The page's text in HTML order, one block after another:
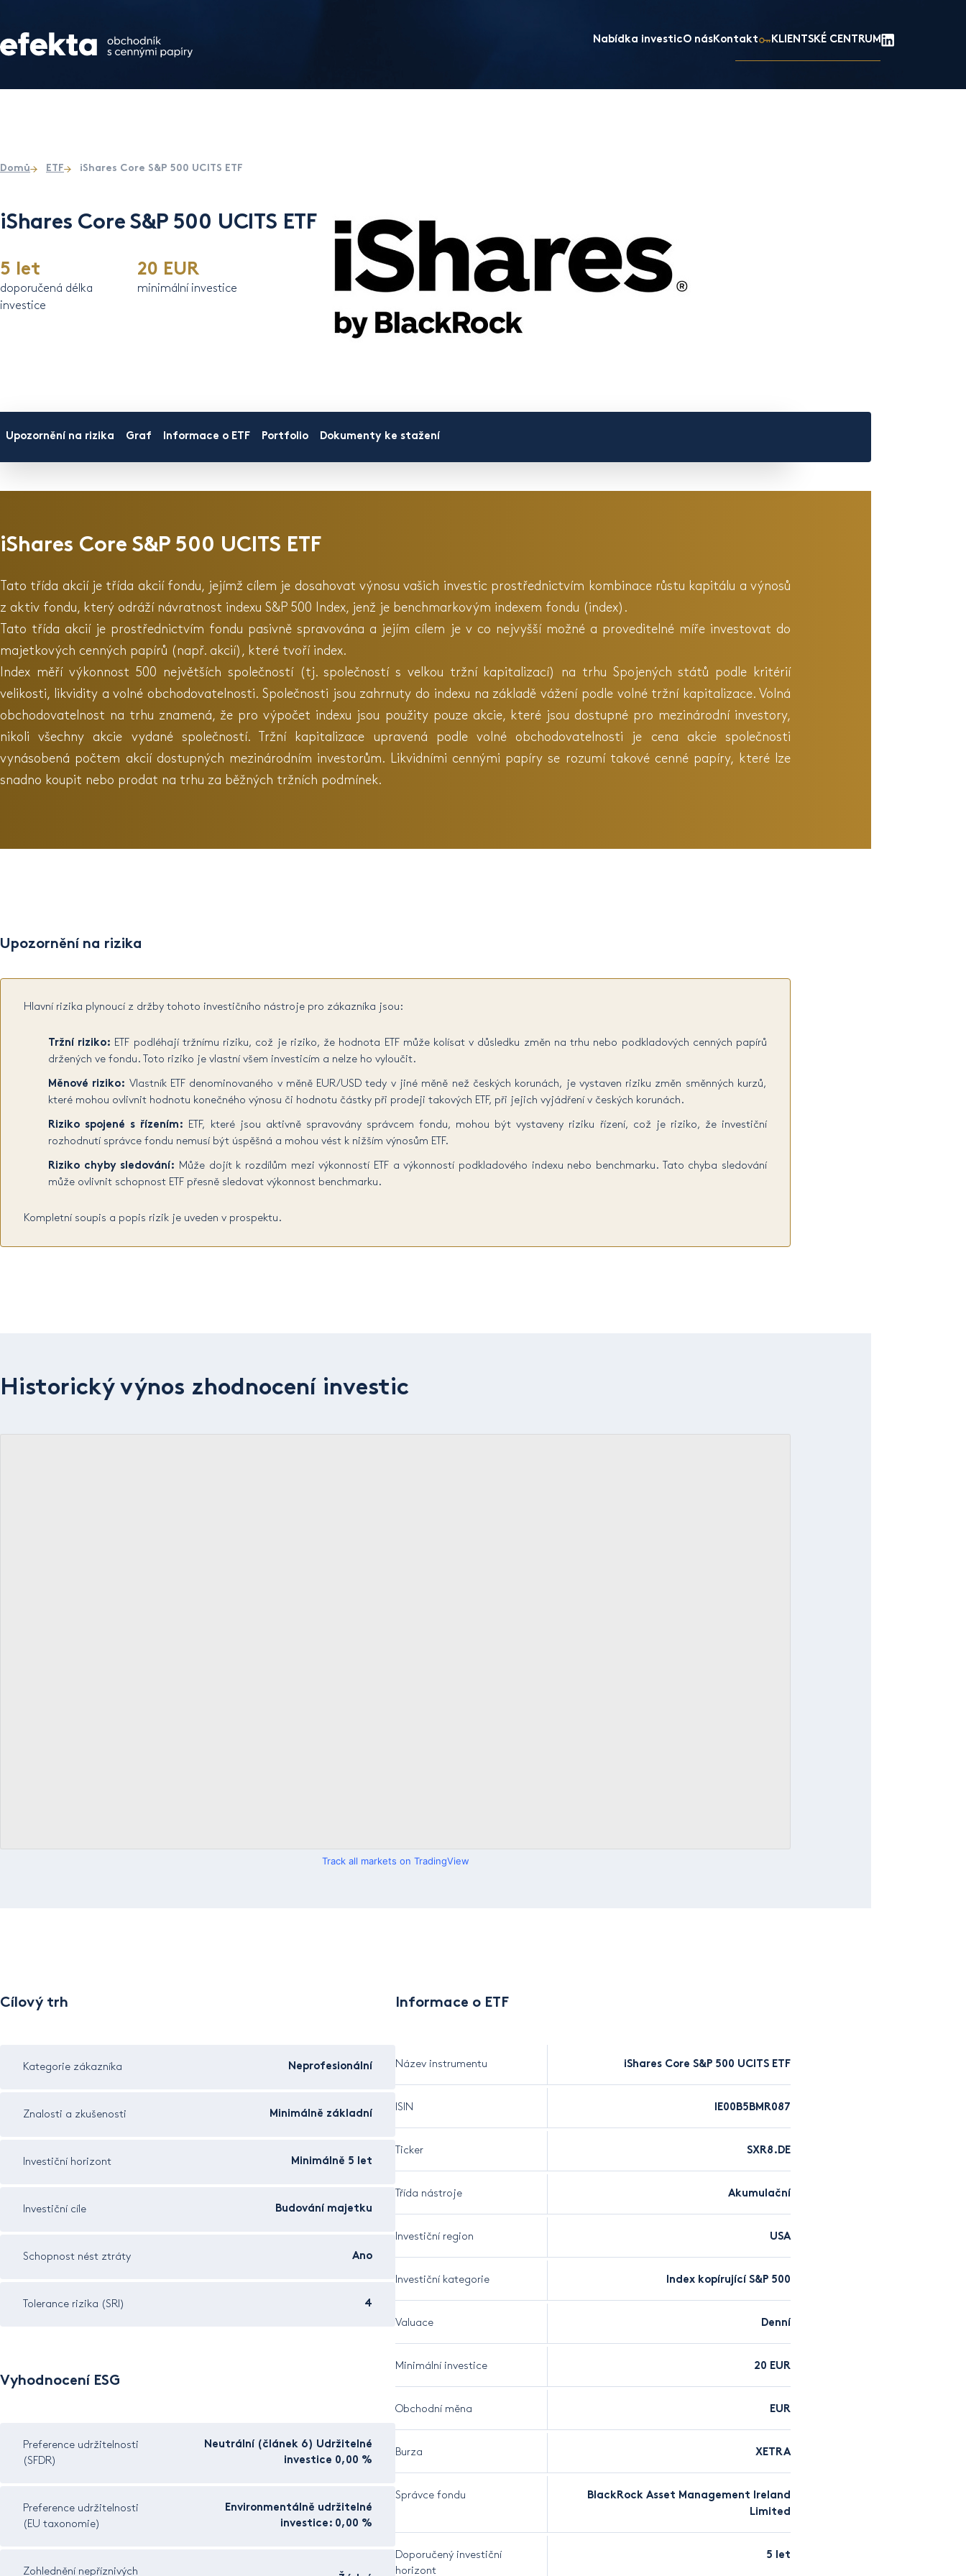
Nabídka investicO násKontakt KLIENTSKÉ CENTRUM
Domů ETF iShares Core S&P 500 UCITS ETF
iShares Core S&P 500 UCITS ETF
5 let
doporučená délka
investice
20 EUR
minimální investice
Upozornění na rizika Graf Informace o ETF Portfolio Dokumenty ke stažení
iShares Core S&P 500 UCITS ETF
Tato třída akcií je třída akcií fondu, jejímž cílem je dosahovat výnosu vašich investic prostřednictvím kombinace růstu kapitálu a výnosů
z aktiv fondu, který odráží návratnost indexu S&P 500 Index, jenž je benchmarkovým indexem fondu (index).
Tato třída akcií je prostřednictvím fondu pasivně spravována a jejím cílem je v co nejvyšší možné a proveditelné míře investovat do
majetkových cenných papírů (např. akcií), které tvoří index.
Index měří výkonnost 500 největších společností (tj. společností s velkou tržní kapitalizací) na trhu Spojených států podle kritérií
velikosti, likvidity a volné obchodovatelnosti. Společnosti jsou zahrnuty do indexu na základě vážení podle volné tržní kapitalizace. Volná
obchodovatelnost na trhu znamená, že pro výpočet indexu jsou použity pouze akcie, které jsou dostupné pro mezinárodní investory,
nikoli všechny akcie vydané společností. Tržní kapitalizace upravená podle volné obchodovatelnosti je cena akcie společnosti
vynásobená počtem akcií dostupných mezinárodním investorům. Likvidními cennými papíry se rozumí takové cenné papíry, které lze
snadno koupit nebo prodat na trhu za běžných tržních podmínek.
Upozornění na rizika
Hlavní rizika plynoucí z držby tohoto investičního nástroje pro zákazníka jsou:
Tržní riziko: ETF podléhají tržnímu riziku, což je riziko, že hodnota ETF může kolísat v důsledku změn na trhu nebo podkladových cenných papírů
držených ve fondu. Toto riziko je vlastní všem investicím a nelze ho vyloučit.
Měnové riziko: Vlastník ETF denominovaného v měně EUR/USD tedy v jiné měně než českých korunách, je vystaven riziku změn směnných kurzů,
které mohou ovlivnit hodnotu konečného výnosu či hodnotu částky při prodeji takových ETF, při jejich vyjádření v českých korunách.
Riziko spojené s řízením: ETF, které jsou aktivně spravovány správcem fondu, mohou být vystaveny riziku řízení, což je riziko, že investiční
rozhodnutí správce fondu nemusí být úspěšná a mohou vést k nižším výnosům ETF.
Riziko chyby sledování: Může dojít k rozdílům mezi výkonností ETF a výkonností podkladového indexu nebo benchmarku. Tato chyba sledování
může ovlivnit schopnost ETF přesně sledovat výkonnost benchmarku.
Kompletní soupis a popis rizik je uveden v prospektu.
Historický výnos zhodnocení investic
Track all markets on TradingView
Cílový trh
Kategorie zákazníka Neprofesionální
Znalosti a zkušenosti Minimálně základní
Investiční horizont Minimálně 5 let
Investiční cíle Budování majetku
Schopnost nést ztráty Ano
Tolerance rizika (SRI) 4
Vyhodnocení ESG
Preference udržitelnosti
(SFDR)
Neutrální (článek 6) Udržitelné
investice 0,00 %
Preference udržitelnosti
(EU taxonomie)
Environmentálně udržitelné
investice: 0,00 %
Zohlednění nepříznivých
Informace o ETF
Název instrumentu iShares Core S&P 500 UCITS ETF
ISIN IE00B5BMR087
Ticker SXR8.DE
Třída nástroje Akumulační
Investiční region USA
Investiční kategorie Index kopírující S&P 500
Valuace Denní
Minimální investice 20 EUR
Obchodní měna EUR
Burza XETRA
Správce fondu
BlackRock Asset Management Ireland
Limited
Doporučený investiční
horizont
5 let